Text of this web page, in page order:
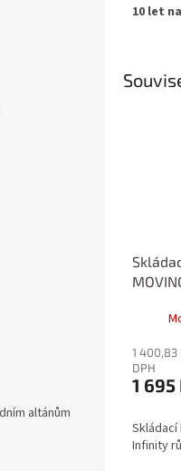
altánům
10 let
1 400,83
DPH
1 695
Skládací
Infinity